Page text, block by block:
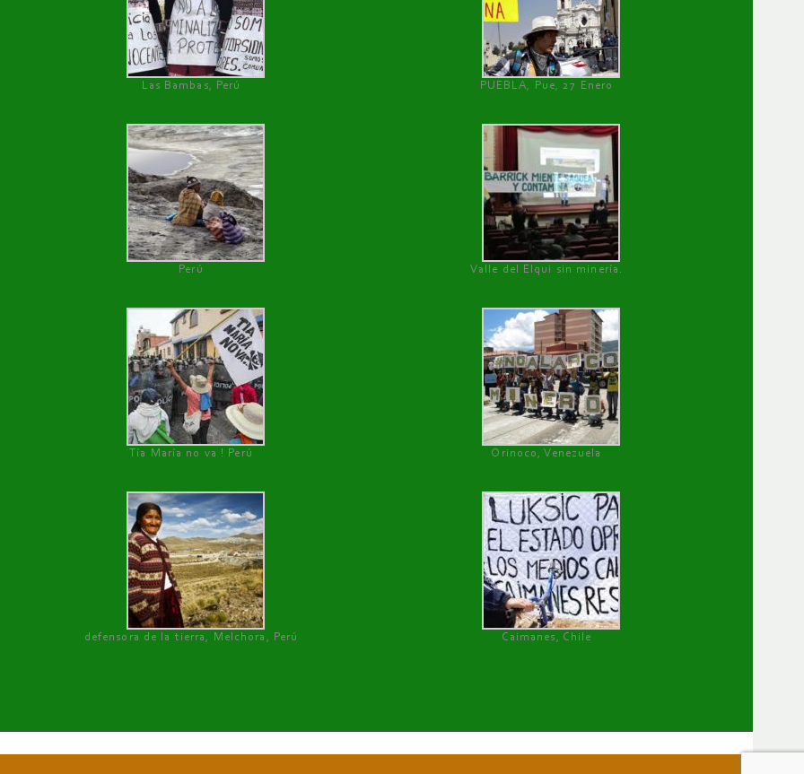
Las Bambas, Perú PUEBLA, Pue, 27 Enero
Perú Valle del Elqui sin minería.
Tía María no va ! Perú Orinoco, Venezuela
defensora de la tierra, Melchora, Perú Caimanes, Chile